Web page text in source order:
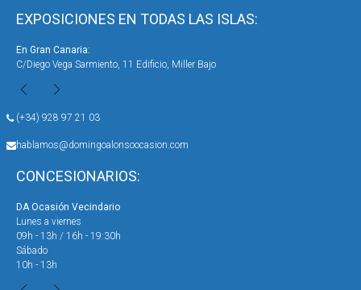
EXPOSICIONES EN TODAS LAS ISLAS:
En Gran Canaria:
C/Diego Vega Sarmiento, 11 Edificio, Miller Bajo
(+34) 928 97 21 03
hablamos@domingoalonsoocasion.com
CONCESIONARIOS:
DA Ocasión Vecindario
Lunes a viernes
09h - 13h / 16h - 19:30h
Sábado
10h - 13h